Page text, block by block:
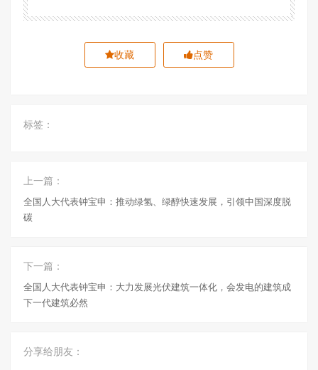
收藏 点赞
标签：
上一篇：
全国人大代表钟宝申：推动绿氢、绿醇快速发展，引领中国深度脱
碳
下一篇：
全国人大代表钟宝申：大力发展光伏建筑一体化，会发电的建筑成
下一代建筑必然
分享给朋友：